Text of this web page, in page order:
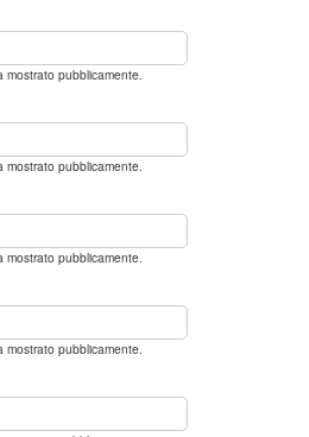
pubblicamente.
pubblicamente.
pubblicamente.
pubblicamente.